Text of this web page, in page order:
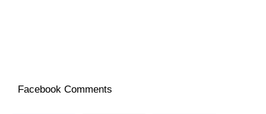
Facebook Comments